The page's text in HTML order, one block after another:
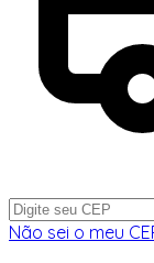
Não sei o meu